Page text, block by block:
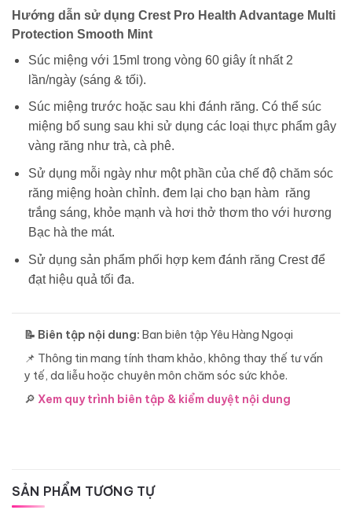
Hướng dẫn sử dụng Crest Pro Health Advantage Multi
Protection Smooth Mint
Súc miệng với 15ml trong vòng 60 giây ít nhất 2
lần/ngày (sáng & tối).
Súc miệng trước hoặc sau khi đánh răng. Có thể súc
miệng bổ sung sau khi sử dụng các loại thực phẩm gây
vàng răng như trà, cà phê.
Sử dụng mỗi ngày như một phần của chế độ chăm sóc
răng miệng hoàn chỉnh. đem lại cho bạn hàm răng
trắng sáng, khỏe mạnh và hơi thở thơm tho với hương
Bạc hà the mát.
Sử dụng sản phẩm phối hợp kem đánh răng Crest để
đạt hiệu quả tối đa.
📝 Biên tập nội dung: Ban biên tập Yêu Hàng Ngoại
📌 Thông tin mang tính tham khảo, không thay thế tư vấn
y tế, da liễu hoặc chuyên môn chăm sóc sức khỏe.
🔎 Xem quy trình biên tập & kiểm duyệt nội dung
SẢN PHẨM TƯƠNG TỰ